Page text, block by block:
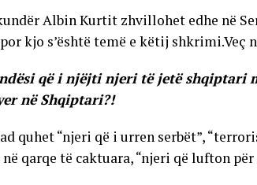
Albin Kurtit zhvillohet edhe në
kjo s’është temë e këtij shkrimi.Veç
që i njëjti njeri të jetë shqiptari
në Shqiptari?!
quhet “njeri që i urren serbët”,
qarqe të caktuara, “njeri që lufton